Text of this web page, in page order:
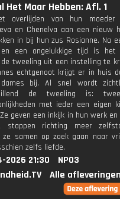
Het Maar Hebben: Afl. 1
overlijden van hun moeder
en Chenelva aan een nieuw
in bij hun zus Rosianne. Na
een ongelukkige tijd is het
tweeling uit een instelling te
echtgenoot krijgt er in huis
bij. Al snel wordt
de tweeling is:
met ieder een eigen
geven een inkijk in hun werk
stappen richting meer
samen op zoek gaan naar
zelfs liefde.
2026 21:30
NPO3
Alle